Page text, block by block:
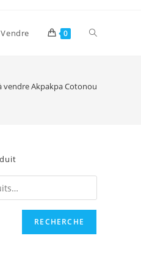
0 Toggle
vendre Akpakpa Cotonou
RECHERCHE